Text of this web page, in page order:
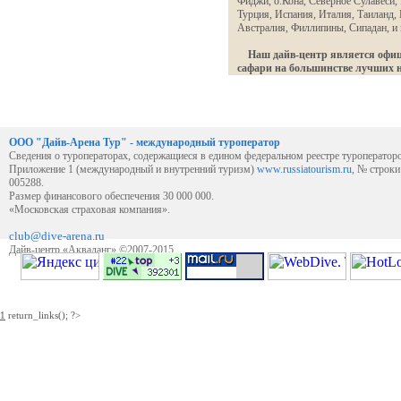
Турция, Испания, Италия,
Австралия, Филлипины, Сипадан, и
Наш дайв-центр является
сафари на большинстве лучших
ООО "Дайв-Арена Тур" - международный туроператор
Сведения о туроператорах, содержащиеся в едином федеральном реестре
Приложение 1 (международный и внутренний туризм) www.russiatourism.ru, №
005288.
Размер финансового обеспечения 30 000 000.
«Московская страховая компания».
club@dive-arena.ru
Дайв-центр «Акваланг» ©2007-2015
1 return_links(); ?>